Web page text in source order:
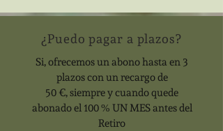
¿Puedo pagar a plazos?
Si, ofrecemos un abono hasta en 3
plazos con un recargo de
50 €, siempre y cuando quede
abonado el 100 % UN MES antes del
Retiro